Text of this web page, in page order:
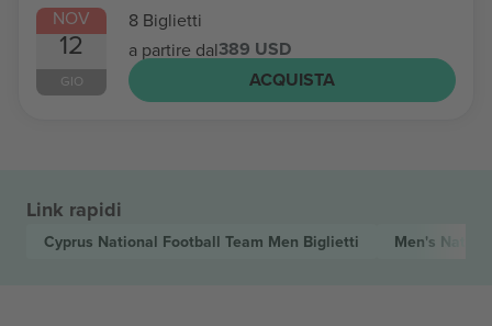
NOV
12
GIO
8 Biglietti
a partire dal389 USD
ACQUISTA
Link rapidi
Cyprus National Football Team Men Biglietti Men's